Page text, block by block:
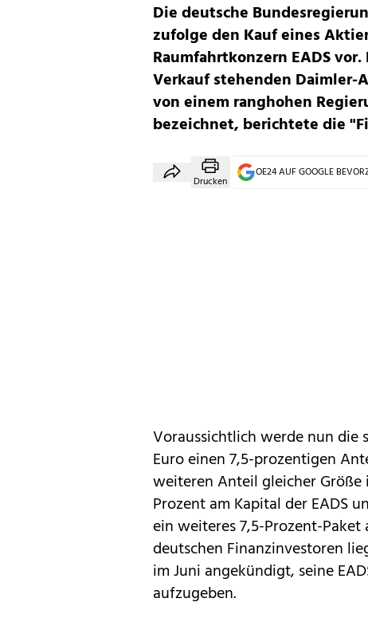
Die deutsche
zufolge den Kauf eines
Raumfahrtkonzern EADS
Verkauf stehenden
von einem ranghohen
bezeichnet, berichtete die
Drucken
OE24 AUF GOOGLE
Voraussichtlich werde nun die
Euro einen 7,5-prozentigen
weiteren Anteil gleicher Größe
Prozent am Kapital der EADS
ein weiteres 7,5-Prozent-
deutschen Finanzinvestoren
im Juni angekündigt, seine
aufzugeben.